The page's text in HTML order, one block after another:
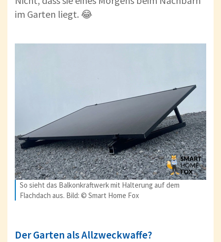
im Garten liegt. 😂
So sieht das Balkonkraftwerk mit Halterung auf dem
Flachdach aus. Bild: © Smart Home Fox
Der Garten als Allzweckwaffe?